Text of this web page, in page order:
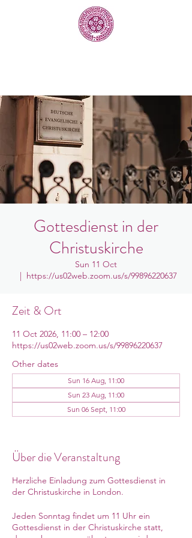
Gottesdienst in der
Christuskirche
Sun 11 Oct
  |
https://us02web.zoom.us/s/99896220637
Zeit & Ort
11 Oct 2026, 11:00 – 12:00
https://us02web.zoom.us/s/99896220637
Other dates
Sun 16 Aug, 11:00
Sun 23 Aug, 11:00
Sun 06 Sept, 11:00
Über die Veranstaltung
Herzliche Einladung zum Gottesdienst in
der Christuskirche in London.
Jeden Sonntag findet um 11 Uhr ein
Gottesdienst in der Christuskirche statt,